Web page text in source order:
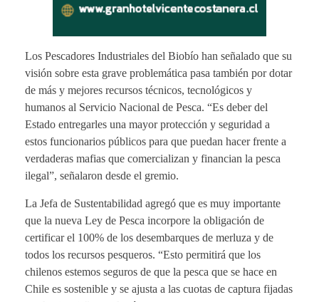
Los Pescadores Industriales del Biobío han señalado que su
visión sobre esta grave problemática pasa también por dotar
de más y mejores recursos técnicos, tecnológicos y
humanos al Servicio Nacional de Pesca. “Es deber del
Estado entregarles una mayor protección y seguridad a
estos funcionarios públicos para que puedan hacer frente a
verdaderas mafias que comercializan y financian la pesca
ilegal”, señalaron desde el gremio.
La Jefa de Sustentabilidad agregó que es muy importante
que la nueva Ley de Pesca incorpore la obligación de
certificar el 100% de los desembarques de merluza y de
todos los recursos pesqueros. “Esto permitirá que los
chilenos estemos seguros de que la pesca que se hace en
Chile es sostenible y se ajusta a las cuotas de captura fijadas